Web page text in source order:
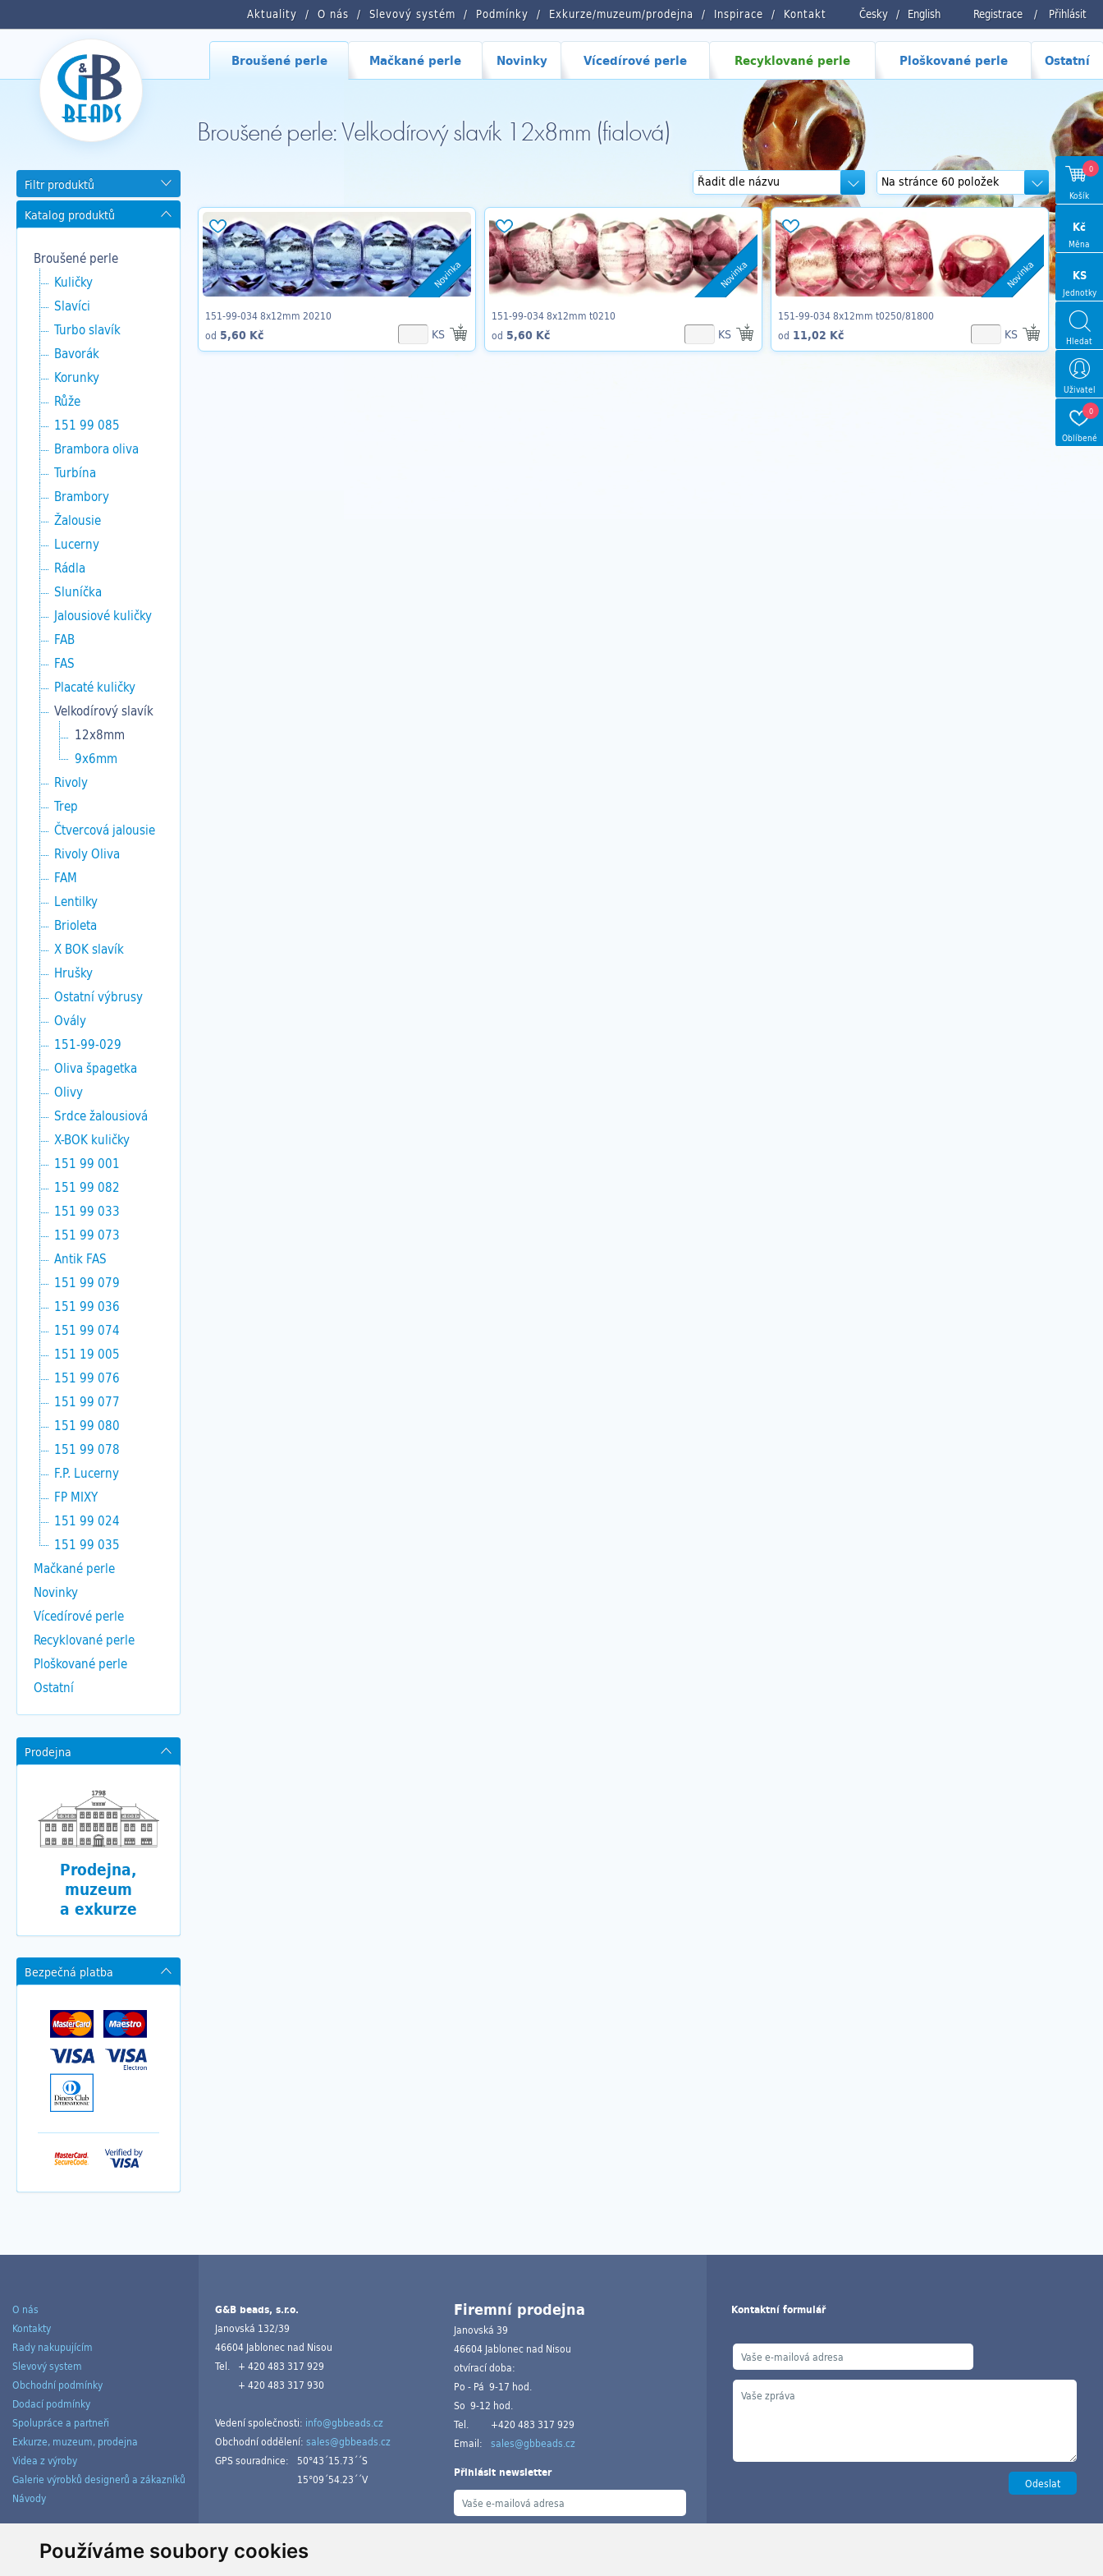
Používáme soubory cookies
Registrace / Přihlásit
Česky / English
Aktuality O nás Slevový systém Podmínky Exkurze/muzeum/prodejna Inspirace Kontakt
Broušené perle Mačkané perle Novinky Vícedírové perle Recyklované perle Ploškované perle Ostatní
Broušené perle: Velkodírový slavík 12x8mm (fialová)
Filtr produktů
Katalog produktů
Broušené perle
Kuličky
Slavíci
Turbo slavík
Bavorák
Korunky
Růže
151 99 085
Brambora oliva
Turbína
Brambory
Žalousie
Lucerny
Rádla
Sluníčka
Jalousiové kuličky
FAB
FAS
Placaté kuličky
Velkodírový slavík
12x8mm
9x6mm
Rivoly
Trep
Čtvercová jalousie
Rivoly Oliva
FAM
Lentilky
Brioleta
X BOK slavík
Hrušky
Ostatní výbrusy
Ovály
151-99-029
Oliva špagetka
Olivy
Srdce žalousiová
X-BOK kuličky
151 99 001
151 99 082
151 99 033
151 99 073
Antik FAS
151 99 079
151 99 036
151 99 074
151 19 005
151 99 076
151 99 077
151 99 080
151 99 078
F.P. Lucerny
FP MIXY
151 99 024
151 99 035
Mačkané perle
Novinky
Vícedírové perle
Recyklované perle
Ploškované perle
Ostatní
Prodejna
Prodejna,
muzeum
a exkurze
Bezpečná platba
Novinka
151-99-034 8x12mm 20210
od 5,60 Kč KS
Novinka
151-99-034 8x12mm t0210
od 5,60 Kč KS
Novinka
151-99-034 8x12mm t0250/81800
od 11,02 Kč KS
0
Košík
Kč
Měna
KS
Jednotky
Hledat
Uživatel
0
Oblíbené
O nás
Kontakty
Rady nakupujícím
Slevový system
Obchodní podmínky
Dodací podmínky
Spolupráce a partneři
Exkurze, muzeum, prodejna
Videa z výroby
Galerie výrobků designerů a zákazníků
Návody
G&B beads, s.r.o.
Janovská 132/39
46604 Jablonec nad Nisou
Tel.
+ 420 483 317 929
+ 420 483 317 930
Vedení společnosti: info@gbbeads.cz
Obchodní oddělení: sales@gbbeads.cz
GPS souradnice:
50°43´15.73´´S
15°09´54.23´´V
Firemní prodejna
Janovská 39
46604 Jablonec nad Nisou
otvírací doba:
Po - Pá 9-17 hod.
So 9-12 hod.
Tel.
+420 483 317 929
Email:
sales@gbbeads.cz
Přihlásit newsletter
Kontaktní formulář